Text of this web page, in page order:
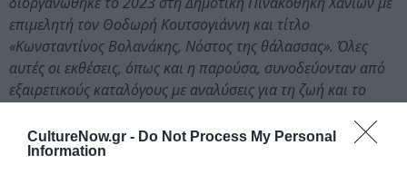
CultureNow.gr - Do Not Process My Personal
Information
επιμελητή τον Θοδωρή Κουτσογιάννη και τίτλο
«Κωνσταντίνος Βολανάκης, Nόστος της θάλασσας». Όλες
αυτές οι εκθέσεις, όπως και η παρούσα, συνοδεύονταν από
εξαιρετικούς καταλόγους με αναλύσεις για τη ζωή και το
γερά θεμέλια για την έκθεση που λαμβάνει χώρα αυτές τις
μέρες στον Πειραιά.